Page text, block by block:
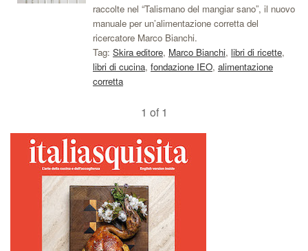
raccolte nel “Talismano del mangiar sano”, il nuovo
manuale per un’alimentazione corretta del
ricercatore Marco Bianchi.
Tag: Skira editore, Marco Bianchi, libri di ricette,
libri di cucina, fondazione IEO, alimentazione
corretta
1 of 1